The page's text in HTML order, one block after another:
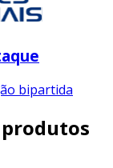
bipartida